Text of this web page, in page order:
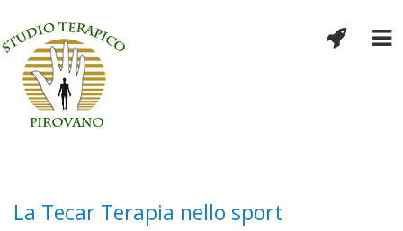
La Tecar Terapia nello sport